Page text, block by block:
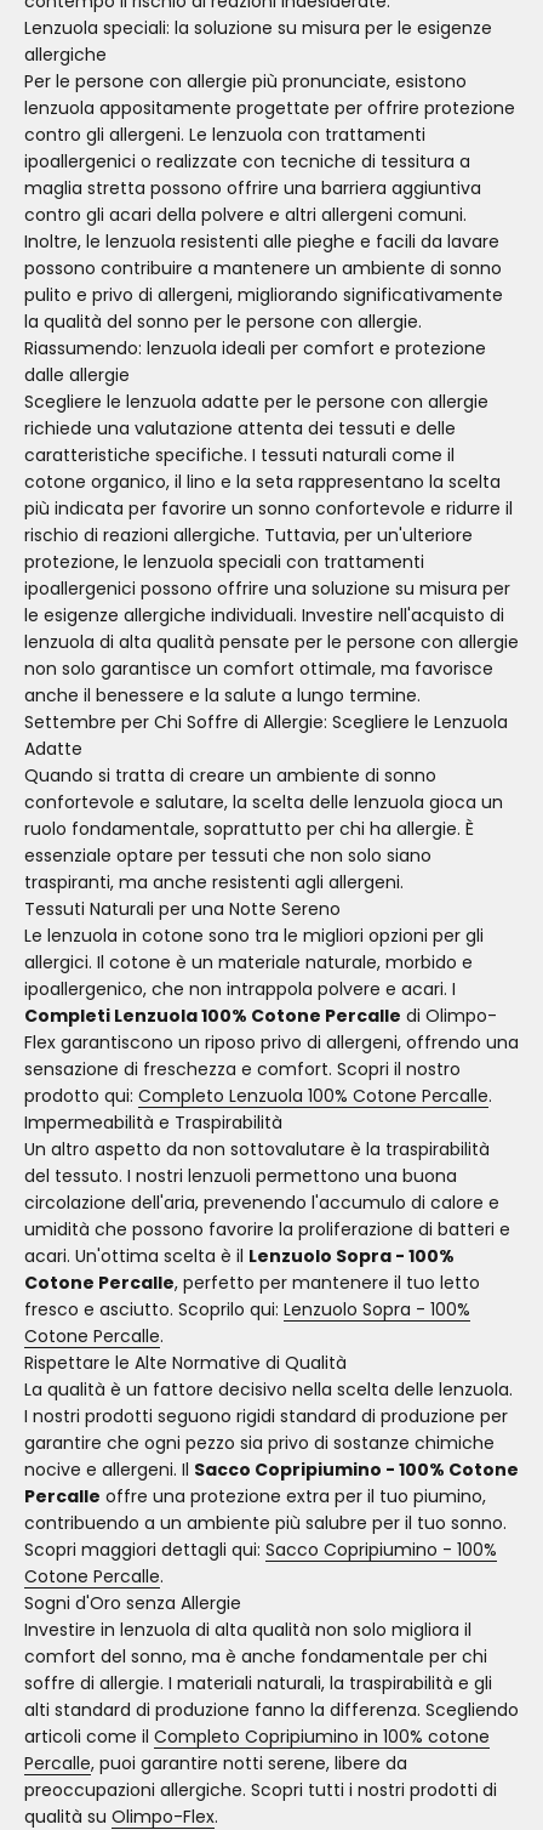
Lenzuola speciali: la soluzione su misura per le esigenze
allergiche
Per le persone con allergie più pronunciate, esistono
lenzuola appositamente progettate per offrire protezione
contro gli allergeni. Le lenzuola con trattamenti
ipoallergenici o realizzate con tecniche di tessitura a
maglia stretta possono offrire una barriera aggiuntiva
contro gli acari della polvere e altri allergeni comuni.
Inoltre, le lenzuola resistenti alle pieghe e facili da lavare
possono contribuire a mantenere un ambiente di sonno
pulito e privo di allergeni, migliorando significativamente
la qualità del sonno per le persone con allergie.
Riassumendo: lenzuola ideali per comfort e protezione
dalle allergie
Scegliere le lenzuola adatte per le persone con allergie
richiede una valutazione attenta dei tessuti e delle
caratteristiche specifiche. I tessuti naturali come il
cotone organico, il lino e la seta rappresentano la scelta
più indicata per favorire un sonno confortevole e ridurre il
rischio di reazioni allergiche. Tuttavia, per un'ulteriore
protezione, le lenzuola speciali con trattamenti
ipoallergenici possono offrire una soluzione su misura per
le esigenze allergiche individuali. Investire nell'acquisto di
lenzuola di alta qualità pensate per le persone con allergie
non solo garantisce un comfort ottimale, ma favorisce
anche il benessere e la salute a lungo termine.
Settembre per Chi Soffre di Allergie: Scegliere le Lenzuola
Adatte
Quando si tratta di creare un ambiente di sonno
confortevole e salutare, la scelta delle lenzuola gioca un
ruolo fondamentale, soprattutto per chi ha allergie. È
essenziale optare per tessuti che non solo siano
traspiranti, ma anche resistenti agli allergeni.
Tessuti Naturali per una Notte Sereno
Le lenzuola in cotone sono tra le migliori opzioni per gli
allergici. Il cotone è un materiale naturale, morbido e
ipoallergenico, che non intrappola polvere e acari. I
Completi Lenzuola 100% Cotone Percalle di Olimpo-
Flex garantiscono un riposo privo di allergeni, offrendo una
sensazione di freschezza e comfort. Scopri il nostro
prodotto qui: Completo Lenzuola 100% Cotone Percalle.
Impermeabilità e Traspirabilità
Un altro aspetto da non sottovalutare è la traspirabilità
del tessuto. I nostri lenzuoli permettono una buona
circolazione dell'aria, prevenendo l'accumulo di calore e
umidità che possono favorire la proliferazione di batteri e
acari. Un'ottima scelta è il Lenzuolo Sopra - 100%
Cotone Percalle, perfetto per mantenere il tuo letto
fresco e asciutto. Scoprilo qui: Lenzuolo Sopra - 100%
Cotone Percalle.
Rispettare le Alte Normative di Qualità
La qualità è un fattore decisivo nella scelta delle lenzuola.
I nostri prodotti seguono rigidi standard di produzione per
garantire che ogni pezzo sia privo di sostanze chimiche
nocive e allergeni. Il Sacco Copripiumino - 100% Cotone
Percalle offre una protezione extra per il tuo piumino,
contribuendo a un ambiente più salubre per il tuo sonno.
Scopri maggiori dettagli qui: Sacco Copripiumino - 100%
Cotone Percalle.
Sogni d'Oro senza Allergie
Investire in lenzuola di alta qualità non solo migliora il
comfort del sonno, ma è anche fondamentale per chi
soffre di allergie. I materiali naturali, la traspirabilità e gli
alti standard di produzione fanno la differenza. Scegliendo
articoli come il Completo Copripiumino in 100% cotone
Percalle, puoi garantire notti serene, libere da
preoccupazioni allergiche. Scopri tutti i nostri prodotti di
qualità su Olimpo-Flex.